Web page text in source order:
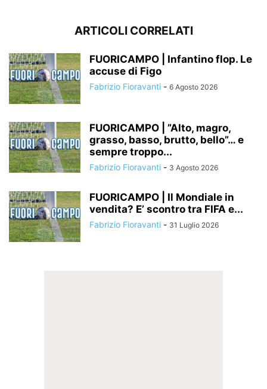
ARTICOLI CORRELATI
FUORICAMPO | Infantino flop. Le
accuse di Figo
Fabrizio Fioravanti - 6 Agosto 2026
FUORICAMPO | ”Alto, magro,
grasso, basso, brutto, bello”… e
sempre troppo...
Fabrizio Fioravanti - 3 Agosto 2026
FUORICAMPO | Il Mondiale in
vendita? E’ scontro tra FIFA e...
Fabrizio Fioravanti - 31 Luglio 2026